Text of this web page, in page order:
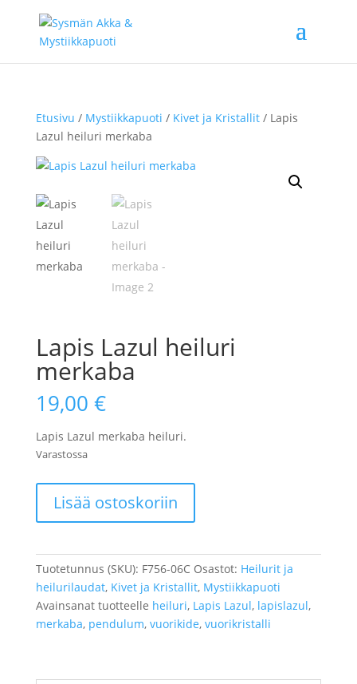
Etusivu / Mystiikkapuoti / Kivet ja Kristallit/ Lapis
Lazul heiluri merkaba
Lapis Lazul heiluri
merkaba
19,00 €
Lapis Lazul merkaba heiluri.
Varastossa
Lazul
heiluri
määrä
Lisää ostoskoriin
Tuotetunnus (SKU): F756-06C Osastot: Heilurit ja
heilurilaudat, Kivet ja Kristallit, Mystiikkapuoti
Avainsanat tuotteelle heiluri, Lapis Lazul, lapislazul,
merkaba, pendulum, vuorikide, vuorikristalli